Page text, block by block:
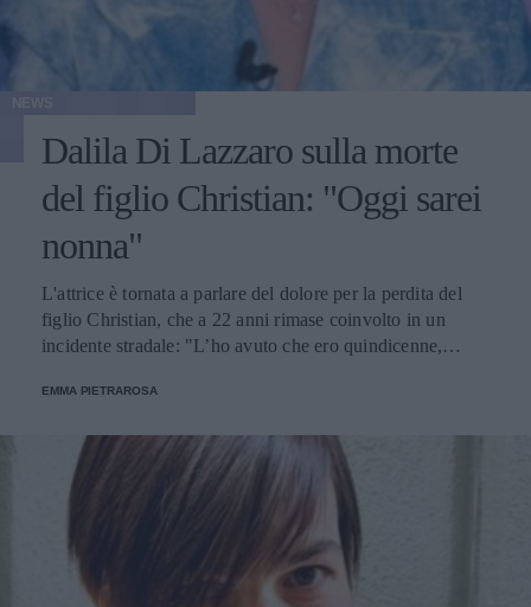
Dalila Di Lazzaro sulla morte
del figlio Christian: "Oggi sarei
nonna"
L'attrice è tornata a parlare del dolore per la perdita del
figlio Christian, che a 22 anni rimase coinvolto in un
incidente stradale: "L’ho avuto che ero quindicenne,
EMMA PIETRAROSA